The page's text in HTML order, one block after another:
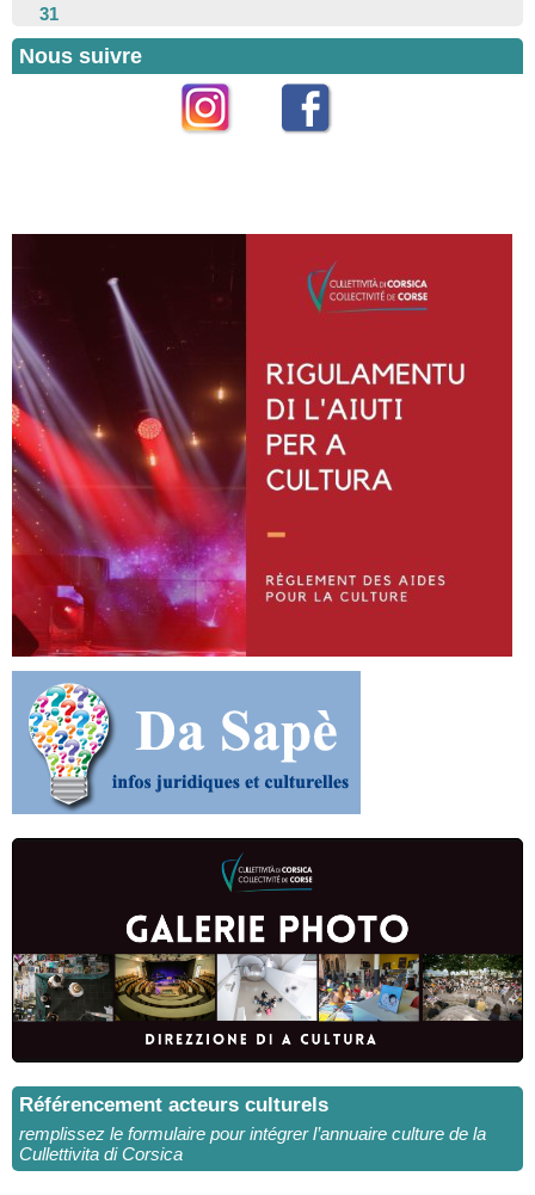
31
Nous suivre
Référencement acteurs culturels
remplissez le formulaire pour intégrer l’annuaire culture de la
Cullettivita di Corsica